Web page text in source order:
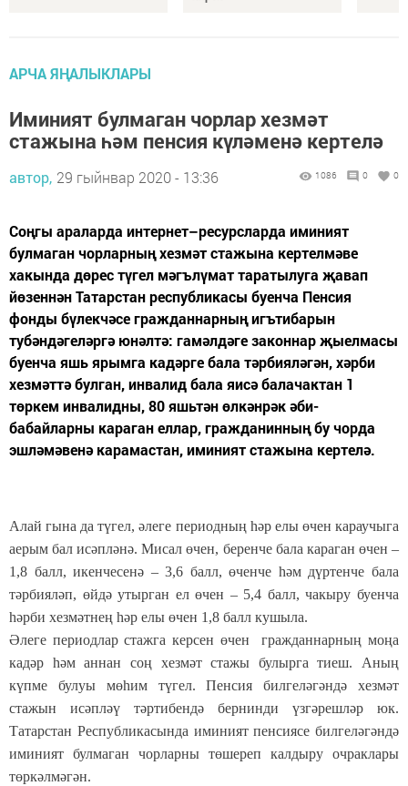
АРЧА ЯҢАЛЫКЛАРЫ
Иминият булмаган чорлар хезмәт
стажына һәм пенсия күләменә кертелә
автор, 29 гыйнвар 2020 - 13:36 1086 0 0
Соңгы араларда интернет–ресурсларда иминият
булмаган чорларның хезмәт стажына кертелмәве
хакында дөрес түгел мәгълүмат таратылуга җавап
йөзеннән Татарстан республикасы буенча Пенсия
фонды бүлекчәсе гражданнарның игътибарын
тубәндәгеләргә юнәлтә: гамәлдәге законнар җыелмасы
буенча яшь ярымга кадәрге бала тәрбияләгән, хәрби
хезмәттә булган, инвалид бала яисә балачактан 1
төркем инвалидны, 80 яшьтән өлкәнрәк әби-
бабайларны караган еллар, гражданинның бу чорда
эшләмәвенә карамастан, иминият стажына кертелә.
Алай гына да түгел, әлеге периодның һәр елы өчен караучыга
аерым бал исәпләнә. Мисал өчен, беренче бала караган өчен –
1,8 балл, икенчесенә – 3,6 балл, өченче һәм дүртенче бала
тәрбияләп, өйдә утырган ел өчен – 5,4 балл, чакыру буенча
һәрби хезмәтнең һәр елы өчен 1,8 балл кушыла.
Әлеге периодлар стажга керсен өчен гражданнарның моңа
кадәр һәм аннан соң хезмәт стажы булырга тиеш. Аның
күпме булуы мөһим түгел. Пенсия билгеләгәндә хезмәт
стажын исәпләү тәртибендә бернинди үзгәрешләр юк.
Татарстан Республикасында иминият пенсиясе билгеләгәндә
иминият булмаган чорларны төшереп калдыру очраклары
төркәлмәгән.